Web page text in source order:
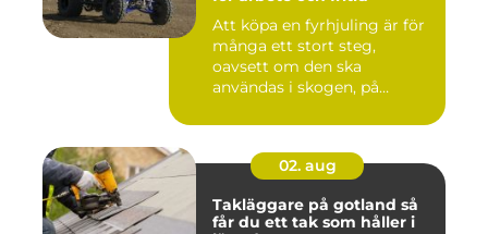
Att köpa en fyrhjuling är för
många ett stort steg,
oavsett om den ska
användas i skogen, på
02. aug
Takläggare på gotland så
får du ett tak som håller i